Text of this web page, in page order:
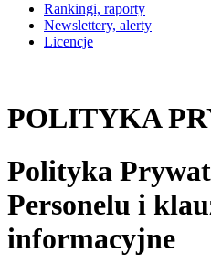
Rankingi, raporty
Newslettery, alerty
Licencje
POLITYKA
Polityka
Personelu i
informacyjne